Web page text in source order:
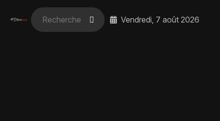
Vendredi, 7 août 2026